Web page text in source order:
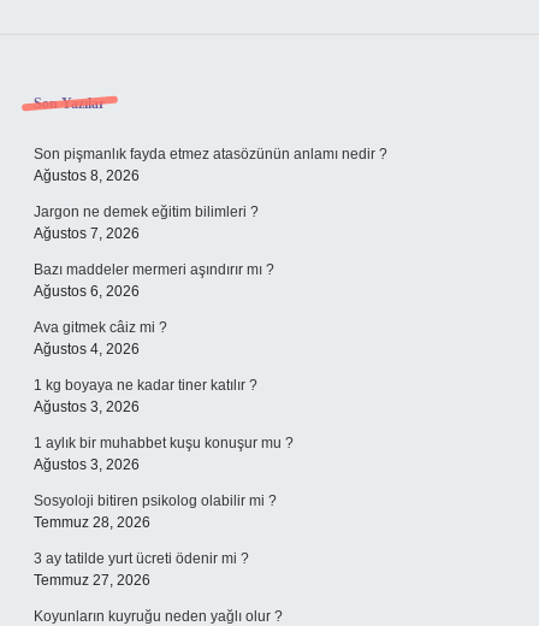
Sidebar
Son Yazılar
Son pişmanlık fayda etmez atasözünün anlamı nedir ?
Ağustos 8, 2026
Jargon ne demek eğitim bilimleri ?
Ağustos 7, 2026
Bazı maddeler mermeri aşındırır mı ?
Ağustos 6, 2026
Ava gitmek câiz mi ?
Ağustos 4, 2026
1 kg boyaya ne kadar tiner katılır ?
Ağustos 3, 2026
1 aylık bir muhabbet kuşu konuşur mu ?
Ağustos 3, 2026
Sosyoloji bitiren psikolog olabilir mi ?
Temmuz 28, 2026
3 ay tatilde yurt ücreti ödenir mi ?
Temmuz 27, 2026
Koyunların kuyruğu neden yağlı olur ?